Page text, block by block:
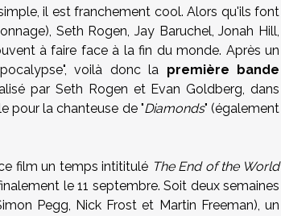
il est franchement cool. Alors qu'ils font
Seth Rogen, Jay Baruchel, Jonah Hill,
à faire face à la fin du monde. Après un
voilà donc la première bande
par Seth Rogen et Evan Goldberg, dans
pour la chanteuse de "Diamonds" (également
film un temps intititulé The End of the World
le 11 septembre. Soit deux semaines
Pegg, Nick Frost et Martin Freeman), un